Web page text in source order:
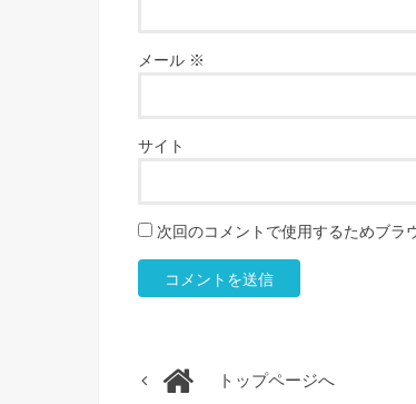
メール ※
サイト
次回のコメントで使用するためブラ
トップページへ